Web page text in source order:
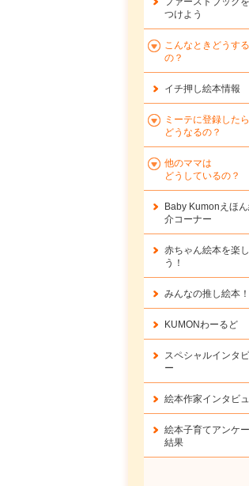
つけよう
こんなときどうする
の？
イチ押し絵本情報
ミーテに登録したら
どうなるの？
他のママは
どうしているの？
Baby Kumonえほ
介コーナー
赤ちゃん絵本を楽
う！
みんなの推し絵本！
KUMONわーるど
スペシャルインタ
ー
絵本作家インタビ
絵本子育てアンケ
結果